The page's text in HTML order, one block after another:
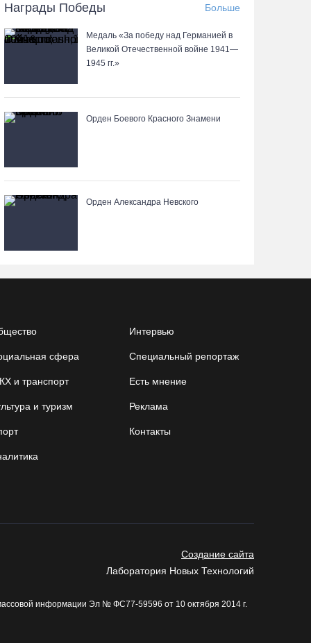
килограммом наркотиков
05.08.26 / 11:44
общественные наблюдатели на выборах
пройдут учебу
05.08.26 / 11:36
05.08.26 / 11:33
проведут массовые зарядки
для развития региона
В Вологде водитель «Лексуса» сбила во дворе
мотоциклиста
Награды Победы Больше
Медаль «За победу над Германией в
Великой Отечественной войне 1941—
1945 гг.»
Орден Боевого Красного Знамени
Орден Александра Невского
сфера
и транспорт
и туризм
Интервью
Специальный репортаж
Есть мнение
Реклама
Контакты
Создание сайта
Лаборатория Новых Технологий
информации Эл № ФС77-59596 от 10 октября 2014 г.